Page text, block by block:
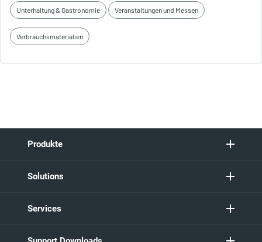
Unterhaltung & Gastronomie Veranstaltungen und Messen
Verbrauchsmaterialien
Produkte
Solutions
Services